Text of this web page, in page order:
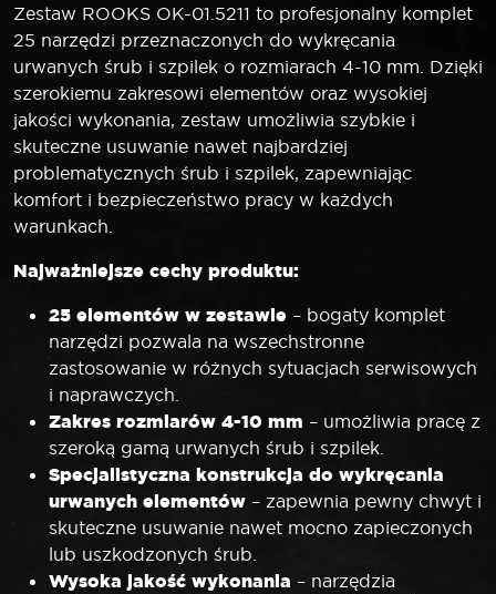
Zestaw ROOKS OK-01.5211 to profesjonalny komplet
25 narzędzi przeznaczonych do wykręcania
urwanych śrub i szpilek o rozmiarach 4-10 mm. Dzięki
szerokiemu zakresowi elementów oraz wysokiej
jakości wykonania, zestaw umożliwia szybkie i
skuteczne usuwanie nawet najbardziej
problematycznych śrub i szpilek, zapewniając
komfort i bezpieczeństwo pracy w każdych
warunkach.
Najważniejsze cechy produktu:
25 elementów w zestawie – bogaty komplet
narzędzi pozwala na wszechstronne
zastosowanie w różnych sytuacjach serwisowych
i naprawczych.
Zakres rozmiarów 4-10 mm – umożliwia pracę z
szeroką gamą urwanych śrub i szpilek.
Specjalistyczna konstrukcja do wykręcania
urwanych elementów – zapewnia pewny chwyt i
skuteczne usuwanie nawet mocno zapieczonych
lub uszkodzonych śrub.
Wysoka jakość wykonania – narzędzia